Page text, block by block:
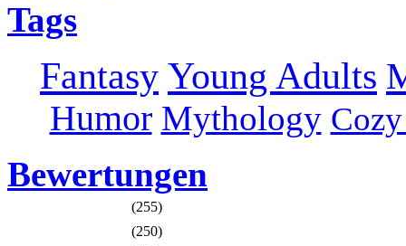
Tags
Fantasy Young Adults
Humor Mythology
Bewertungen
(255)
(250)